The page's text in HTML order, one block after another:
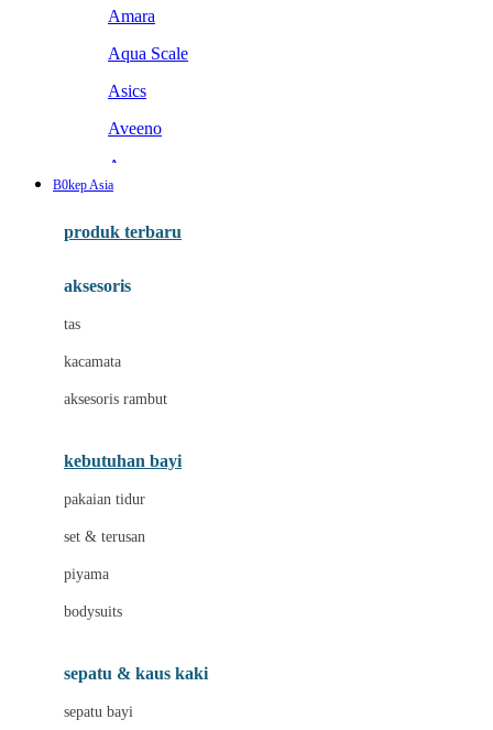
Amara
Aqua Scale
Asics
Aveeno
Awan
Baabaasheepz
Baby Dove
Baby Jogger
Beauty Barn
Bio Oil
B0kep Asia
produk terbaru
aksesoris
tas
kacamata
aksesoris rambut
kebutuhan bayi
pakaian tidur
set & terusan
piyama
bodysuits
sepatu & kaus kaki
sepatu bayi